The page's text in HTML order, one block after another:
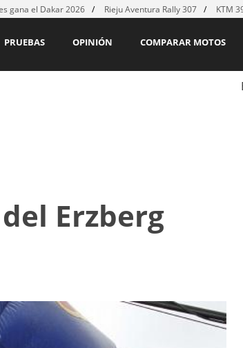
gana el Dakar 2026 Rieju Aventura Rally 307 KTM
COMPARAR MOTOS
OPINIÓN
PRUEBAS
Erzberg